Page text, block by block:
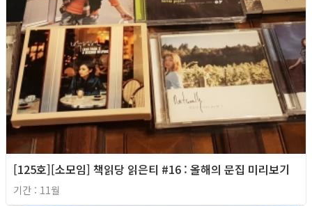
[125호][소모임] 책읽당 읽은티 #16 : 올해의 문집 미리보기
기간 : 11월